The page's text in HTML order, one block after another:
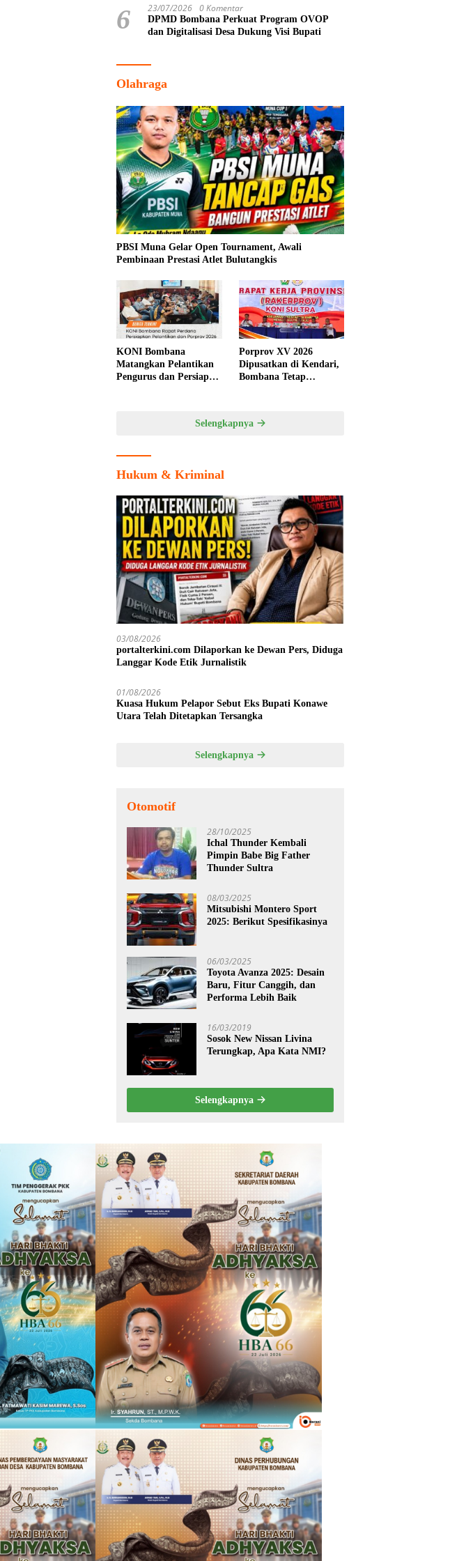
6 23/07/2026 0 Komentar
DPMD Bombana Perkuat Program OVOP
dan Digitalisasi Desa Dukung Visi Bupati
Olahraga
PBSI Muna Gelar Open Tournament, Awali
Pembinaan Prestasi Atlet Bulutangkis
KONI Bombana
Matangkan Pelantikan
Pengurus dan Persiapan
Porprov XV 2026
Dipusatkan di Kendari,
Bombana Tetap
Selengkapnya
Hukum & Kriminal
03/08/2026
portalterkini.com Dilaporkan ke Dewan Pers, Diduga
Langgar Kode Etik Jurnalistik
01/08/2026
Kuasa Hukum Pelapor Sebut Eks Bupati Konawe
Utara Telah Ditetapkan Tersangka
Selengkapnya
Otomotif
28/10/2025
Ichal Thunder Kembali
Pimpin Babe Big Father
Thunder Sultra
08/03/2025
Mitsubishi Montero Sport
2025: Berikut Spesifikasinya
06/03/2025
Toyota Avanza 2025: Desain
Baru, Fitur Canggih, dan
Performa Lebih Baik
16/03/2019
Sosok New Nissan Livina
Terungkap, Apa Kata NMI?
Selengkapnya